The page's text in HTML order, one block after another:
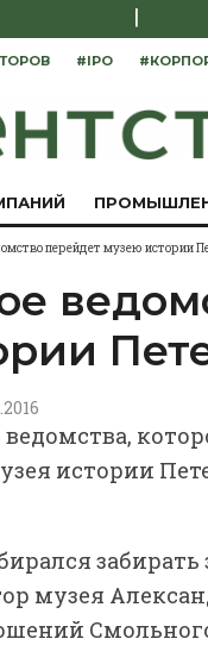
|
#IPO
перейдет музею истории
истории
музея